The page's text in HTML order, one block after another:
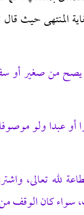
المنتهى حيث
من صغير أو
أو عبدا ولو
لله تعالى،
سواء كان الوقف